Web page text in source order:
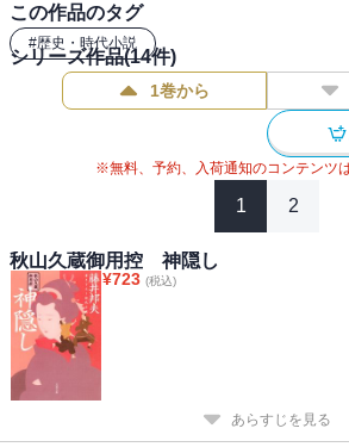
この作品のタグ
#歴史・時代小説
シリーズ作品(14件)
1巻から
※無料、予約、入荷通知のコンテンツ
1 2
秋山久蔵御用控 神隠し
¥723 (税込)
あらすじを見る